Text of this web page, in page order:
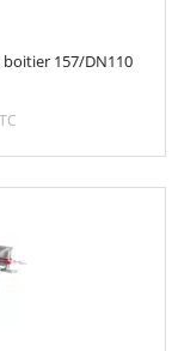
157/DN110